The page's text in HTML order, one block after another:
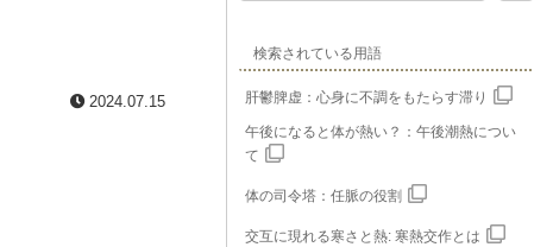
2024.07.15
検索されている用語
肝鬱脾虚：心身に不調をもたらす滞り
午後になると体が熱い？：午後潮熱につい
て
体の司令塔：任脈の役割
交互に現れる寒さと熱: 寒熱交作とは